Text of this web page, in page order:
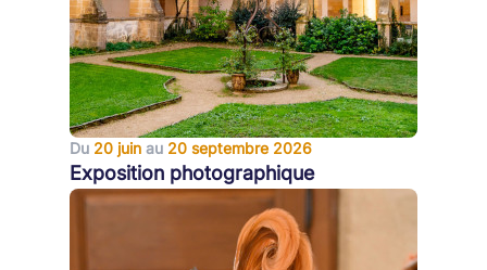
Du 20 juin au 20 septembre 2026
Exposition photographique